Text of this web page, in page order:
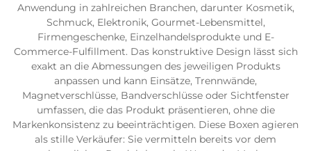
Anwendung in zahlreichen Branchen, darunter Kosmetik,
Schmuck, Elektronik, Gourmet-Lebensmittel,
Firmengeschenke, Einzelhandelsprodukte und E-
Commerce-Fulfillment. Das konstruktive Design lässt sich
exakt an die Abmessungen des jeweiligen Produkts
anpassen und kann Einsätze, Trennwände,
Magnetverschlüsse, Bandverschlüsse oder Sichtfenster
umfassen, die das Produkt präsentieren, ohne die
Markenkonsistenz zu beeinträchtigen. Diese Boxen agieren
als stille Verkäufer: Sie vermitteln bereits vor dem